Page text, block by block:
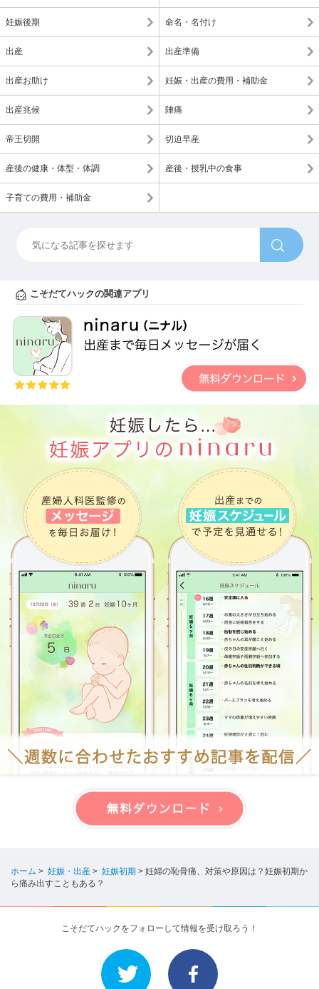
妊娠後期 命名・名付け
出産 出産準備
出産お助け 妊娠・出産の費用・補助金
出産兆候 陣痛
帝王切開 切迫早産
産後の健康・体型・体調 産後・授乳中の食事
子育ての費用・補助金
こそだてハックの関連アプリ
ホーム > 妊娠・出産 > 妊娠初期 > 妊婦の恥骨痛、対策や原因は？妊娠初期か
ら痛み出すこともある？
こそだてハックをフォローして情報を受け取ろう！